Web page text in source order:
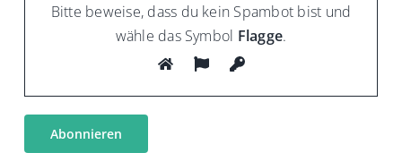
Bitte beweise, dass du kein Spambot bist und
wähle das Symbol Flagge.